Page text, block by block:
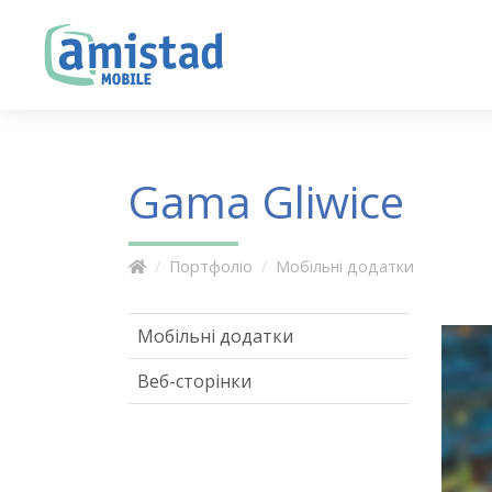
Gama Gliwice
Портфоліо Мобільні додатки
Мобільні додатки
Веб-сторінки